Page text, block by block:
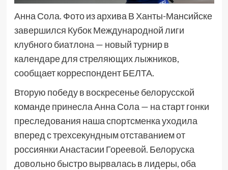
Анна Сола. Фото из архива В Ханты-Мансийске
завершился Кубок Международной лиги
клубного биатлона — новый турнир в
календаре для стреляющих лыжников,
сообщает корреспондент БЕЛТА.
Вторую победу в воскресенье белорусской
команде принесла Анна Сола — на старт гонки
преследования наша спортсменка уходила
вперед с трехсекундным отставанием от
россиянки Анастасии Гореевой. Белоруска
довольно быстро вырвалась в лидеры, оба